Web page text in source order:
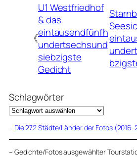
《
U1 Westfriedhof
& das
eintausendfünfh
undertsechsund
siebzigste
Gedicht
Schlagwörter
– Die 272 Städte/Länder der Fotos
– Gedichte/Fotos ausgewählter